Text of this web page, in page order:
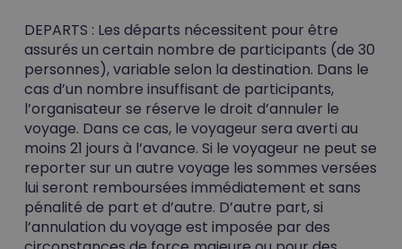
DEPARTS : Les départs nécessitent pour être
assurés un certain nombre de participants (de 30
personnes), variable selon la destination. Dans le
cas d’un nombre insuffisant de participants,
l’organisateur se réserve le droit d’annuler le
voyage. Dans ce cas, le voyageur sera averti au
moins 21 jours à l’avance. Si le voyageur ne peut se
reporter sur un autre voyage les sommes versées
lui seront remboursées immédiatement et sans
pénalité de part et d’autre. D’autre part, si
l’annulation du voyage est imposée par des